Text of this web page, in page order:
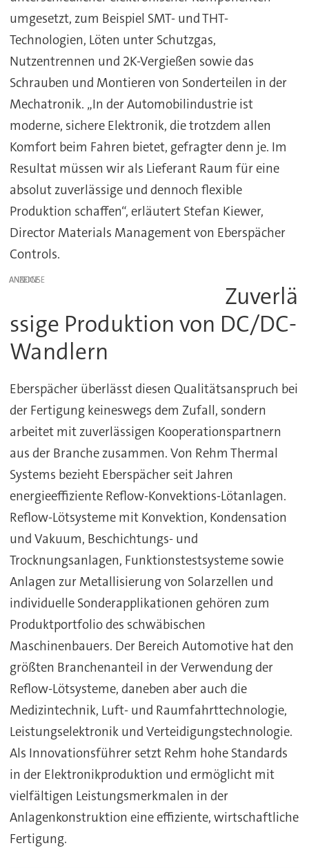
umgesetzt, zum Beispiel SMT- und THT-
Technologien, Löten unter Schutzgas,
Nutzentrennen und 2K-Vergießen sowie das
Schrauben und Montieren von Sonderteilen in der
Mechatronik. „In der Automobilindustrie ist
moderne, sichere Elektronik, die trotzdem allen
Komfort beim Fahren bietet, gefragter denn je. Im
Resultat müssen wir als Lieferant Raum für eine
absolut zuverlässige und dennoch flexible
Produktion schaffen“, erläutert Stefan Kiewer,
Director Materials Management von Eberspächer
Controls.
ANZEIGE
Zuverlä
ssige Produktion von DC/DC-
Wandlern
Eberspächer überlässt diesen Qualitätsanspruch bei
der Fertigung keineswegs dem Zufall, sondern
arbeitet mit zuverlässigen Kooperationspartnern
aus der Branche zusammen. Von Rehm Thermal
Systems bezieht Eberspächer seit Jahren
energieeffiziente Reflow-Konvektions-Lötanlagen.
Reflow-Lötsysteme mit Konvektion, Kondensation
und Vakuum, Beschichtungs- und
Trocknungsanlagen, Funktionstestsysteme sowie
Anlagen zur Metallisierung von Solarzellen und
individuelle Sonderapplikationen gehören zum
Produktportfolio des schwäbischen
Maschinenbauers. Der Bereich Automotive hat den
größten Branchenanteil in der Verwendung der
Reflow-Lötsysteme, daneben aber auch die
Medizintechnik, Luft- und Raumfahrttechnologie,
Leistungselektronik und Verteidigungstechnologie.
Als Innovationsführer setzt Rehm hohe Standards
in der Elektronikproduktion und ermöglicht mit
vielfältigen Leistungsmerkmalen in der
Anlagenkonstruktion eine effiziente, wirtschaftliche
Fertigung.